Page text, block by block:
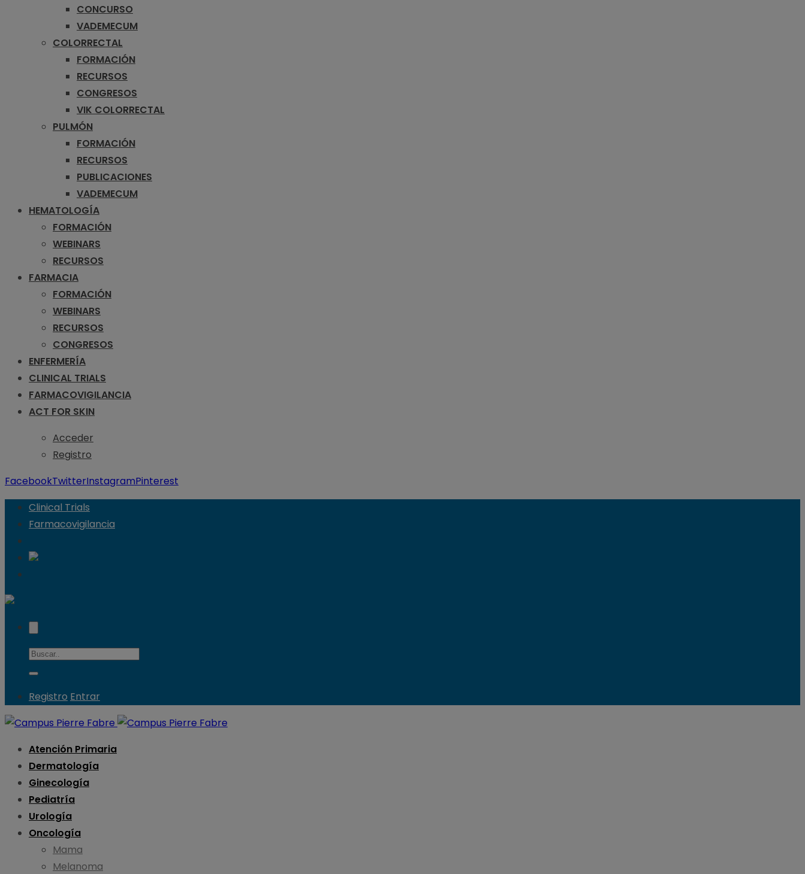
CONCURSO
VADEMECUM
COLORRECTAL
FORMACIÓN
RECURSOS
CONGRESOS
VIK COLORRECTAL
PULMÓN
FORMACIÓN
RECURSOS
PUBLICACIONES
VADEMECUM
HEMATOLOGÍA
FORMACIÓN
WEBINARS
RECURSOS
FARMACIA
FORMACIÓN
WEBINARS
RECURSOS
CONGRESOS
ENFERMERÍA
CLINICAL TRIALS
FARMACOVIGILANCIA
ACT FOR SKIN
Acceder
Registro
FacebookTwitterInstagramPinterest
Clinical Trials
Farmacovigilancia
Registro Entrar
Atención Primaria
Dermatología
Ginecología
Pediatría
Urología
Oncología
Mama
Melanoma